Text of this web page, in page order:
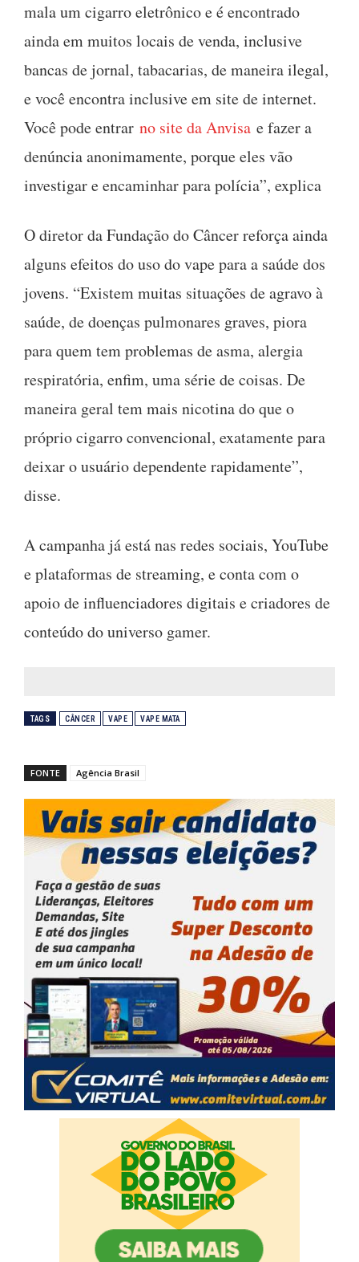
mala um cigarro eletrônico e é encontrado
ainda em muitos locais de venda, inclusive
bancas de jornal, tabacarias, de maneira ilegal,
e você encontra inclusive em site de internet.
Você pode entrar no site da Anvisa e fazer a
denúncia anonimamente, porque eles vão
investigar e encaminhar para polícia”, explica
O diretor da Fundação do Câncer reforça ainda
alguns efeitos do uso do vape para a saúde dos
jovens. “Existem muitas situações de agravo à
saúde, de doenças pulmonares graves, piora
para quem tem problemas de asma, alergia
respiratória, enfim, uma série de coisas. De
maneira geral tem mais nicotina do que o
próprio cigarro convencional, exatamente para
deixar o usuário dependente rapidamente”,
disse.
A campanha já está nas redes sociais, YouTube
e plataformas de streaming, e conta com o
apoio de influenciadores digitais e criadores de
conteúdo do universo gamer.
TAGS CÂNCER VAPE VAPE MATA
FONTE Agência Brasil